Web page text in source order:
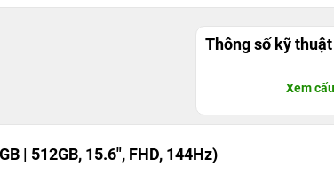
Thông số kỹ thuật
Xem
| 512GB, 15.6", FHD, 144Hz)